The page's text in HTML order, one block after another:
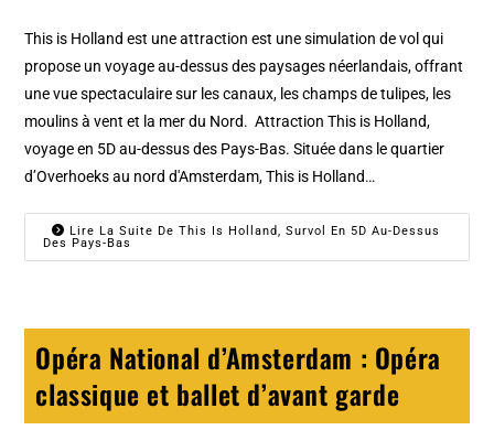
This is Holland est une attraction est une simulation de vol qui
propose un voyage au-dessus des paysages néerlandais, offrant
une vue spectaculaire sur les canaux, les champs de tulipes, les
moulins à vent et la mer du Nord. Attraction This is Holland,
voyage en 5D au-dessus des Pays-Bas. Située dans le quartier
d’Overhoeks au nord d'Amsterdam, This is Holland…
Lire La Suite De This Is Holland, Survol En 5D Au-Dessus
Des Pays-Bas
Opéra National d’Amsterdam : Opéra
classique et ballet d’avant garde